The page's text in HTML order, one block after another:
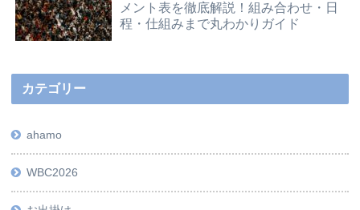
メント表を徹底解説！組み合わせ・日
程・仕組みまで丸わかりガイド
カテゴリー
ahamo
WBC2026